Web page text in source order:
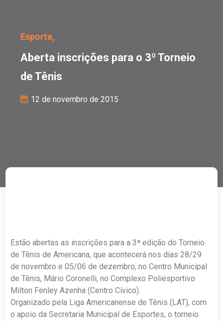
Esporte,
Aberta inscrições para o 3º Torneio
de Tênis
12 de novembro de 2015
Estão abertas as inscrições para a 3ª edição do Torneio
de Tênis de Americana, que acontecerá nos dias 28/29
de novembro e 05/06 de dezembro, no Centro Municipal
de Tênis, Mário Coronelli, no Complexo Poliesportivo
Milton Fenley Azenha (Centro Cívico).
Organizado pela Liga Americanense de Tênis (LAT), com
o apoio da Secretaria Municipal de Esportes, o torneio